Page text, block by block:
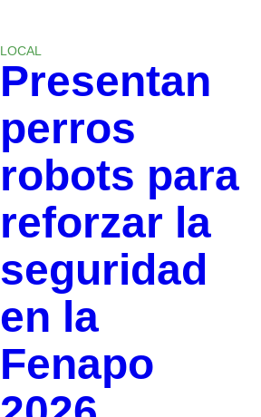
LOCAL
Presentan
perros
robots para
reforzar la
seguridad
en la
Fenapo